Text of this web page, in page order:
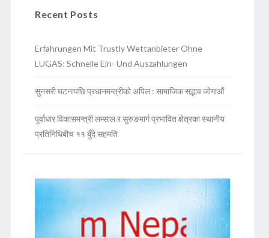
Recent Posts
Erfahrungen Mit Trustly Wettanbieter Ohne
LUGAS: Schnelle Ein- Und Auszahlungen
सुनसरी घटनापछि प्रधानमन्त्रीको अपिल : सामाजिक सद्भाव जोगाऔं
पूर्वाधार विकासमन्त्री लम्साल र सुरुङमार्ग प्रभावित क्षेत्रका स्थानीय
प्रतिनिधिबीच ११ बुँदे सहमति